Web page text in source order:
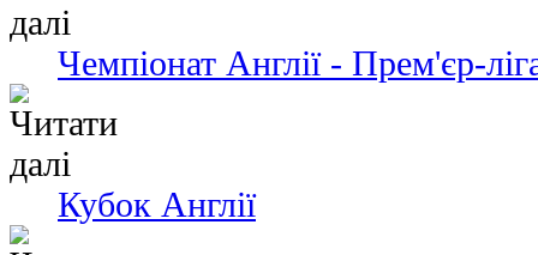
Чемпіонат Англії - Прем'єр-
Кубок Англії